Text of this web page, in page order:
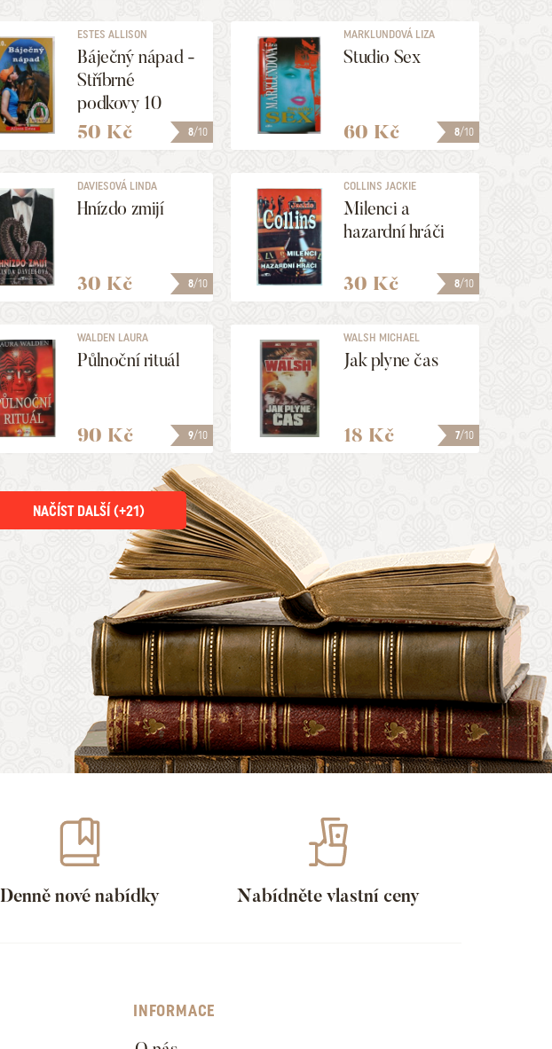
8/10
ESTES ALLISON
Báječný nápad -
Stříbrné
podkovy 10
50 Kč 8/10
MARKLUNDOVÁ LIZA
Studio Sex
60 Kč
8/10
DAVIESOVÁ LINDA
Hnízdo zmijí
30 Kč 8/10
COLLINS JACKIE
Milenci a
hazardní hráči
30 Kč
9/10
WALDEN LAURA
Půlnoční rituál
90 Kč 7/10
WALSH MICHAEL
Jak plyne čas
18 Kč
NAČÍST DALŠÍ (+21)
Denně nové nabídky Nabídněte vlastní ceny
INFORMACE